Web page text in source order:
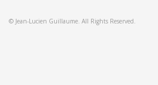
© Jean-Lucien Guillaume. All Rights Reserved.